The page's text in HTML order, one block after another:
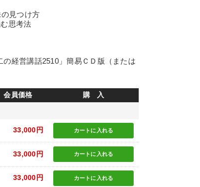
見つけ方
思考法
経営講話2510」簡易ＣＤ版（または
会員価格 購 入
33,000円 カートに 入れる
33,000円 カートに 入れる
33,000円 カートに 入れる